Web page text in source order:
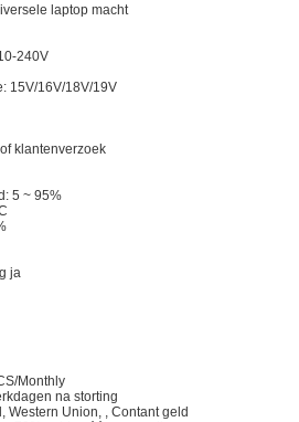
laptop macht
240V
15V/16V/18V/19V
klantenverzoek
5 ~ 95%
ja
Monthly
na storting
Western Union, , Contant geld